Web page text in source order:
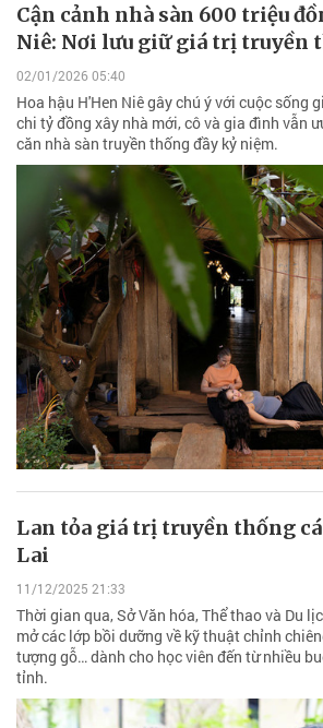
Cận cảnh nhà sàn 600 triệu
Niê: Nơi lưu giữ giá trị truyền
02/01/2026 05:40
Hoa hậu H'Hen Niê gây chú ý với cuộc sống
chi tỷ đồng xây nhà mới, cô và gia đình vẫn
căn nhà sàn truyền thống đầy kỷ niệm.
Lan tỏa giá trị truyền thống
Lai
11/12/2025 21:33
Thời gian qua, Sở Văn hóa, Thể thao và Du
mở các lớp bồi dưỡng về kỹ thuật chỉnh
tượng gỗ… dành cho học viên đến từ nhiều
tỉnh.